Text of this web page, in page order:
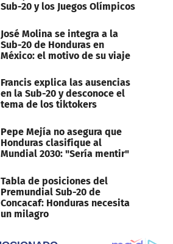
Sub-20 y los Juegos Olímpicos
José Molina se integra a la
Sub-20 de Honduras en
México: el motivo de su viaje
Francis explica las ausencias
en la Sub-20 y desconoce el
tema de los tiktokers
Pepe Mejía no asegura que
Honduras clasifique al
Mundial 2030: "Sería mentir"
Tabla de posiciones del
Premundial Sub-20 de
Concacaf: Honduras necesita
un milagro